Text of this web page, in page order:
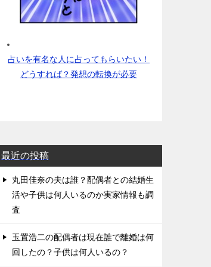
占いを有名な人に占ってもらいたい！
どうすれば？発想の転換が必要
最近の投稿
丸田佳奈の夫は誰？配偶者との結婚生
活や子供は何人いるのか実家情報も調
査
玉置浩二の配偶者は現在誰で離婚は何
回したの？子供は何人いるの？